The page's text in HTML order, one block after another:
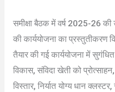
समीक्षा बैठक में वर्ष 2025-26 की
की कार्ययोजना का प्रस्तुतीकरण
तैयार की गई कार्ययोजना में
विकास, संविदा खेती को
विस्तार, निर्यात योग्य धान